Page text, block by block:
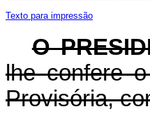
Texto para impressão
O
lhe confere
Provisória,